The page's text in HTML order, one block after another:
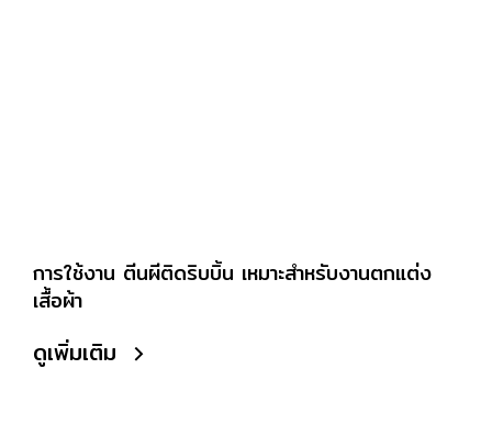
การใช้งาน ตีนผีติดริบบิ้น เหมาะสำหรับงานตกแต่ง
เสื้อผ้า
ดูเพิ่มเติม